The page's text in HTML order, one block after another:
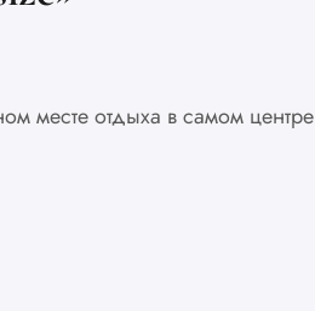
месте отдыха в самом центре